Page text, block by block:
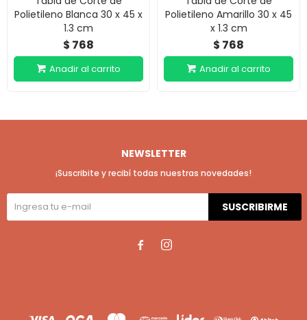
Polietileno Blanca 30 x 45 x
1.3 cm
$ 768
Polietileno Amarillo 30 x 45
x 1.3 cm
$ 768
NEWSLETTER
¡Suscribite y recibí todas nuestras novedades!
SUSCRIBIRME
 